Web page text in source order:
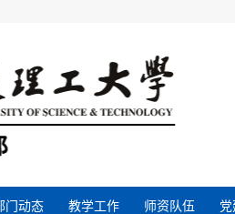
门动态 教学工作 师资队伍 党